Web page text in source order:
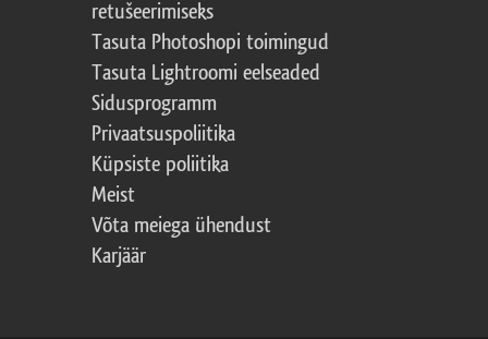
retušeerimiseks
Tasuta Photoshopi toimingud
Tasuta Lightroomi eelseaded
Sidusprogramm
Privaatsuspoliitika
Küpsiste poliitika
Meist
Võta meiega ühendust
Karjäär